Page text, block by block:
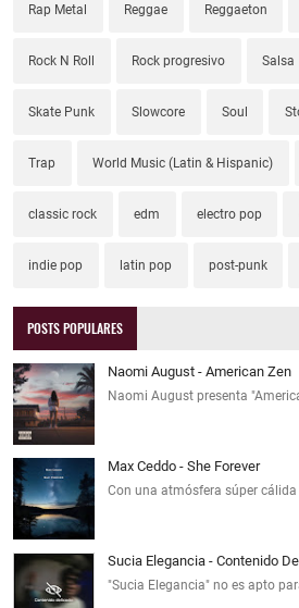
Rap Metal Reggae Reggaeton
Rock N Roll Rock progresivo Salsa
Skate Punk Slowcore Soul
Trap World Music (Latin & Hispanic)
classic rock edm electro pop
indie pop latin pop post-punk
POSTS POPULARES
Naomi August - American Zen
Naomi August presenta
Max Ceddo - She Forever
Con una atmósfera súper
Sucia Elegancia - Contenido
"Sucia Elegancia" no es apto